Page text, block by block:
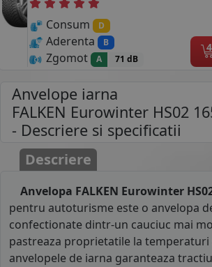
Consum D
Aderenta B
Zgomot A 71 dB
4
Anvelope iarna
FALKEN Eurowinter HS02
- Descriere si specificatii
Descriere
Anvelopa FALKEN Eurowinter
pentru autoturisme este o anvelopa
confectionate dintr-un cauciuc mai
pastreaza proprietatile la temperaturi
anvelopele de iarna garanteaza